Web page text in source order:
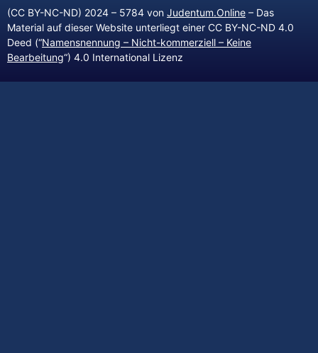
(CC BY-NC-ND) 2024 – 5784 von Judentum.Online – Das
Material auf dieser Website unterliegt einer CC BY-NC-ND 4.0
Deed (“Namensnennung – Nicht-kommerziell – Keine
Bearbeitung“) 4.0 International Lizenz